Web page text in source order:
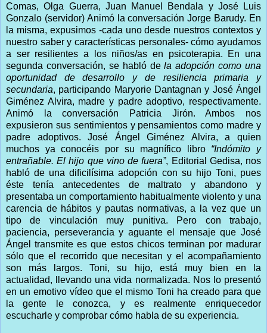
Comas, Olga Guerra, Juan Manuel Bendala y José Luis
Gonzalo (servidor) Animó la conversación Jorge Barudy. En
la misma, expusimos -cada uno desde nuestros contextos y
nuestro saber y características personales- cómo ayudamos
a ser resilientes a los niños/as en psicoterapia. En una
segunda conversación, se habló dela adopción como una
oportunidad de desarrollo y de resiliencia primaria y
secundaria, participando Maryorie Dantagnan y José Ángel
Giménez Alvira, madre y padre adoptivo, respectivamente.
Animó la conversación Patricia Jirón. Ambos nos
expusieron sus sentimientos y pensamientos como madre y
padre adoptivos. José Ángel Giménez Alvira, a quien
muchos ya conocéis por su magnífico libro “Indómito y
entrañable. El hijo que vino de fuera”, Editorial Gedisa, nos
habló de una dificilísima adopción con su hijo Toni, pues
éste tenía antecedentes de maltrato y abandono y
presentaba un comportamiento habitualmente violento y una
carencia de hábitos y pautas normativas, a la vez que un
tipo de vinculación muy punitiva. Pero con trabajo,
paciencia, perseverancia y aguante el mensaje que José
Ángel transmite es que estos chicos terminan por madurar
sólo que el recorrido que necesitan y el acompañamiento
son más largos. Toni, su hijo, está muy bien en la
actualidad, llevando una vida normalizada. Nos lo presentó
en un emotivo vídeo que el mismo Toni ha creado para que
la gente le conozca, y es realmente enriquecedor
escucharle y comprobar cómo habla de su experiencia.